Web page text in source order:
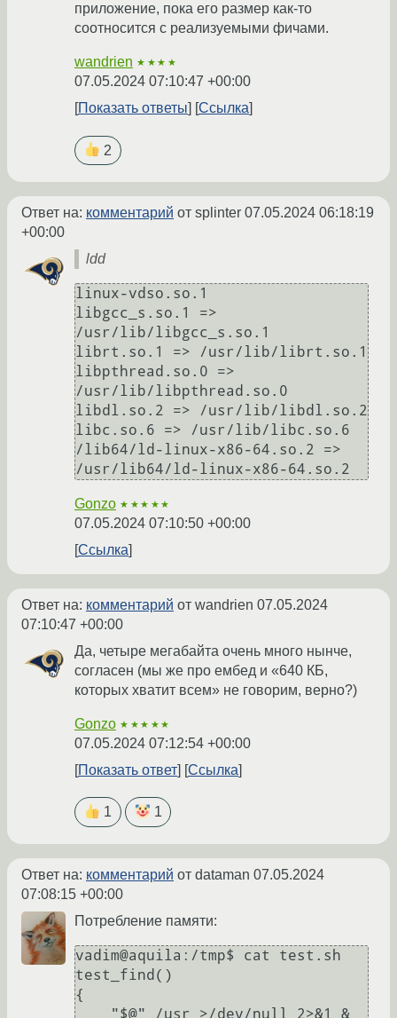
приложение, пока его размер как-то
соотносится с реализуемыми фичами.
wandrien ★★★★
07.05.2024 07:10:47 +00:00
Показать ответы
Ссылка
2
Ответ на: комментарий от splinter 07.05.2024 06:18:19
+00:00
ldd
linux-vdso.so.1
libgcc_s.so.1 =>
/usr/lib/libgcc_s.so.1
librt.so.1 => /usr/lib/librt.so.1
libpthread.so.0 =>
/usr/lib/libpthread.so.0
libdl.so.2 => /usr/lib/libdl.so.2
libc.so.6 => /usr/lib/libc.so.6
/lib64/ld-linux-x86-64.so.2 =>
Gonzo ★★★★★
07.05.2024 07:10:50 +00:00
Ссылка
Ответ на: комментарий от wandrien 07.05.2024
07:10:47 +00:00
Да, четыре мегабайта очень много нынче,
согласен (мы же про ембед и «640 КБ,
которых хватит всем» не говорим, верно?)
Gonzo ★★★★★
07.05.2024 07:12:54 +00:00
Показать ответ
Ссылка
1 1
Ответ на: комментарий от dataman 07.05.2024
07:08:15 +00:00
Потребление памяти:
vadim@aquila:/tmp$ cat test.sh
test_find()
{